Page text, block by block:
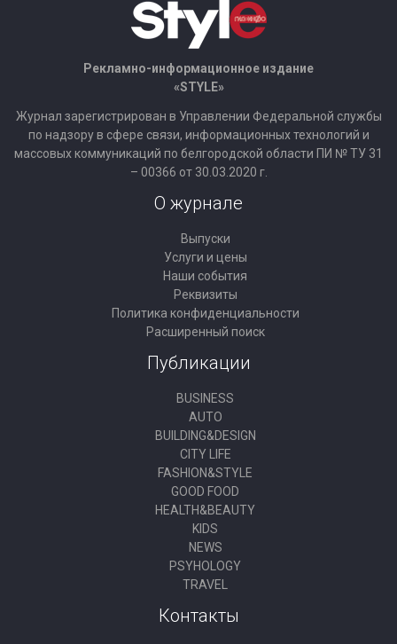
Рекламно-информационное издание
«STYLE»
Журнал зарегистрирован в Управлении Федеральной службы
по надзору в сфере связи, информационных технологий и
массовых коммуникаций по белгородской области ПИ № ТУ 31
– 00366 от 30.03.2020 г.
О журнале
Выпуски
Услуги и цены
Наши события
Реквизиты
Политика конфиденциальности
Расширенный поиск
Публикации
BUSINESS
AUTO
BUILDING&DESIGN
CITY LIFE
FASHION&STYLE
GOOD FOOD
HEALTH&BEAUTY
KIDS
NEWS
PSYHOLOGY
TRAVEL
Контакты